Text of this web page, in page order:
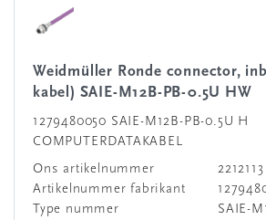
Weidmüller Ronde connector, inbouw (met
kabel) SAIE-M12B-PB-0.5U HW
1279480050 SAIE-M12B-PB-0.5U H
COMPUTERDATAKABEL
Ons artikelnummer
2212113
Artikelnummer fabrikant
Type nummer
SAIE-